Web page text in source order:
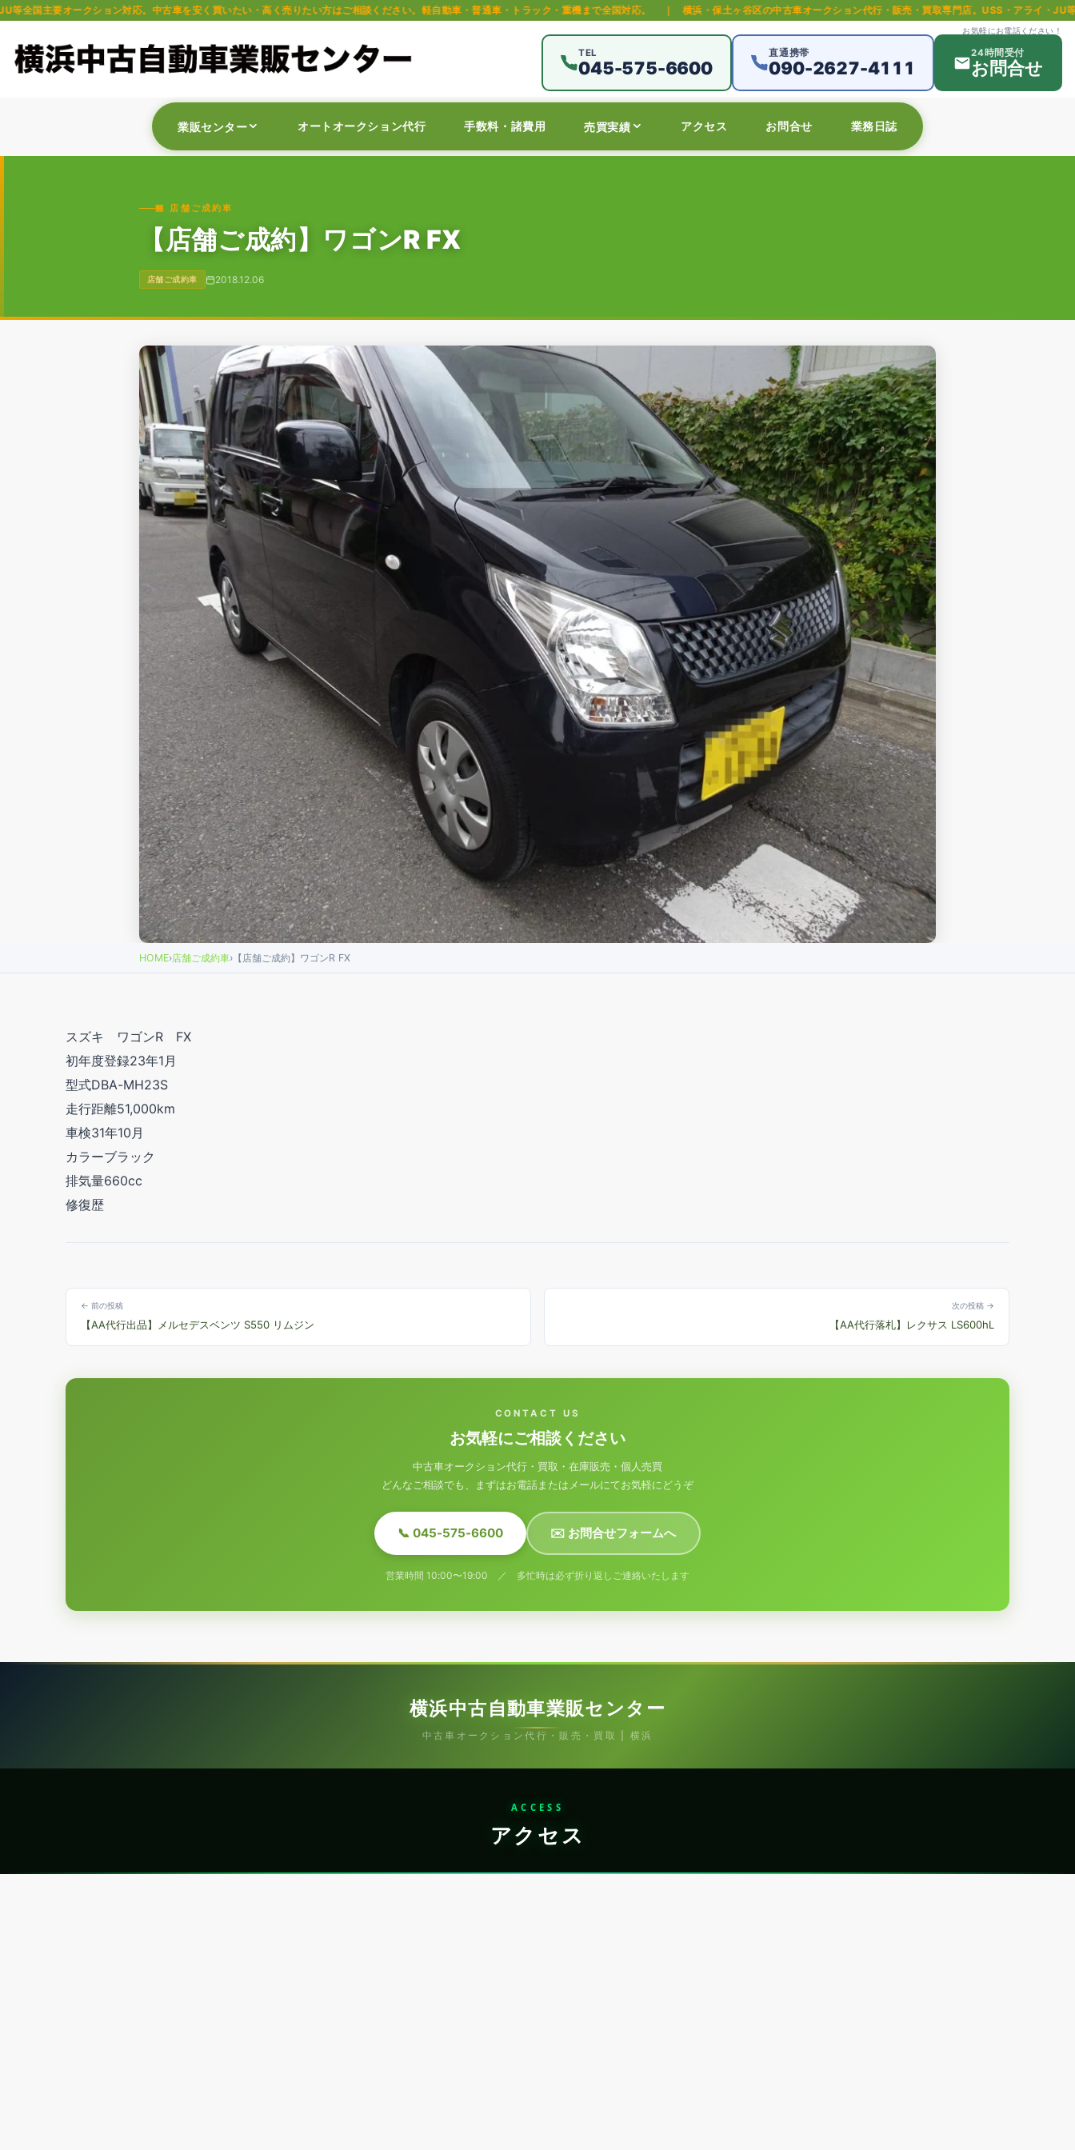
対応。中古車を安く買いたい・高く売りたい方はご相談ください。軽自動車・普通車・トラック・重機まで全国対応。｜横浜・保土ヶ谷区の中古車オークション代行・販売・買取専門店。USS・アライ・JU等全国主要オークシ
お気軽にお電話ください！
TEL
045-575-6600
直通携帯
090-2627-4111
24時間受付
お問合せ
業販センター オートオークション代行 手数料・諸費用 売買実績 アクセス お問合せ 業務日誌
🏪 店舗ご成約車
【店舗ご成約】ワゴンR FX
店舗ご成約車 2018.12.06
HOME›店舗ご成約車› 【店舗ご成約】ワゴンR FX
スズキ ワゴンR FX
初年度登録23年1月
型式DBA-MH23S
走行距離51,000km
車検31年10月
カラーブラック
排気量660cc
修復歴
← 前の投稿
【AA代行出品】メルセデスベンツ S550 リムジン
次の投稿 →
【AA代行落札】レクサス LS600hL
CONTACT US
お気軽にご相談ください
中古車オークション代行・買取・在庫販売・個人売買
どんなご相談でも、まずはお電話またはメールにてお気軽にどうぞ
📞 045-575-6600 ✉️ お問合せフォームへ
営業時間 10:00〜19:00 ／ 多忙時は必ず折り返しご連絡いたします
横浜中古自動車業販センター
中古車オークション代行・販売・買取 | 横浜
ACCESS
アクセス